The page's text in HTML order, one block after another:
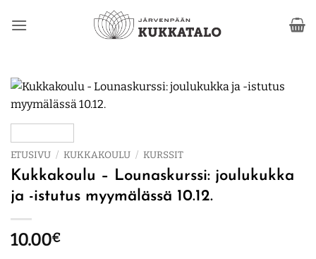
ETUSIVU / KUKKAKOULU / KURSSIT
Kukkakoulu – Lounaskurssi: joulukukka
ja -istutus myymälässä 10.12.
10.00€